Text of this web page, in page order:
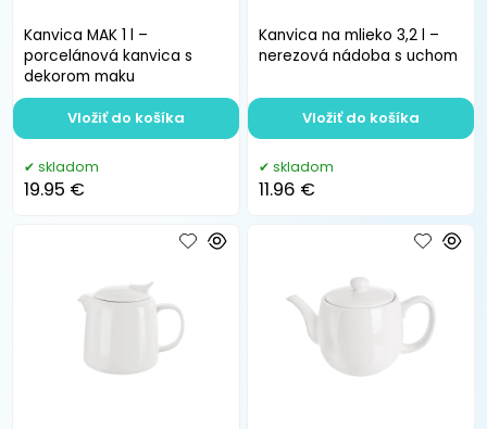
Kanvica MAK 1 l –
porcelánová kanvica s
dekorom maku
skladom
19.95 €
Vložiť do košíka
Kanvica na mlieko 3,2 l –
nerezová nádoba s uchom
skladom
11.96 €
Vložiť do košíka